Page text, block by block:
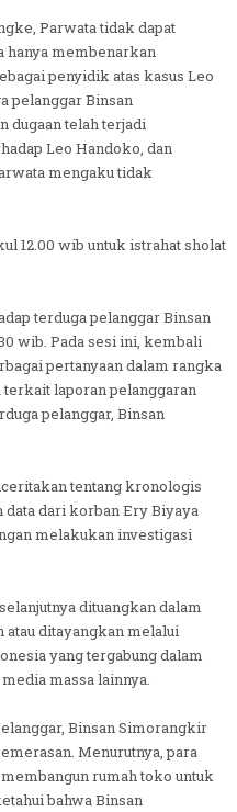
Parwata tidak dapat
hanya membenarkan
penyidik atas kasus Leo
pelanggar Binsan
dugaan telah terjadi
Leo Handoko, dan
mengaku tidak
12.00 wib untuk istrahat sholat
terduga pelanggar Binsan
wib. Pada sesi ini, kembali
pertanyaan dalam rangka
laporan pelanggaran
pelanggar, Binsan
tentang kronologis
dari korban Ery Biyaya
melakukan investigasi
dituangkan dalam
ditayangkan melalui
yang tergabung dalam
massa lainnya.
Binsan Simorangkir
Menurutnya, para
rumah toko untuk
bahwa Binsan